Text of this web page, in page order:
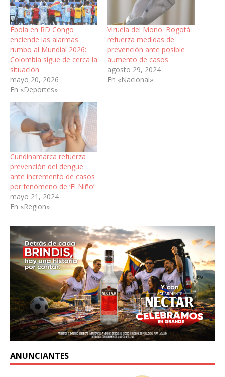
Ébola en RD Congo
enciende las alarmas
rumbo al Mundial 2026:
Colombia sigue de cerca la
situación
mayo 20, 2026
En «Deportes»
Viruela del Mono: Bogotá
refuerza medidas de
prevención ante posible
aumento de casos
agosto 29, 2024
En «Nacional»
Cundinamarca refuerza
prevención del dengue
ante incremento de casos
por fenómeno de ‘El Niño’
mayo 21, 2024
En «Region»
ANUNCIANTES